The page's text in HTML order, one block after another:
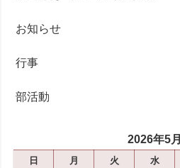
お知らせ
行事
部活動
2026年5月
日 月 火 水